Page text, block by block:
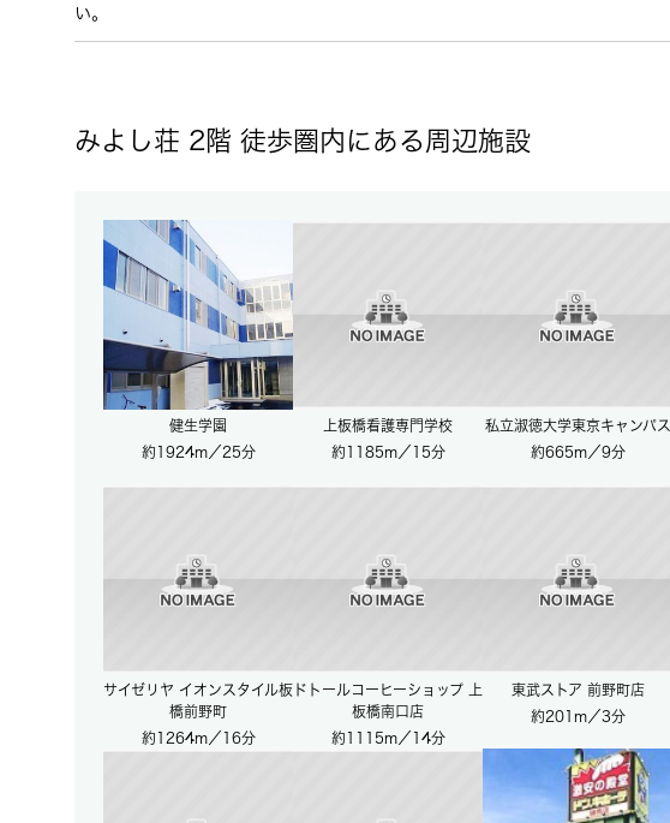
い。
みよし荘 2階 徒歩圏内にある周辺施設
健生学園
約1924m／25分
上板橋看護専門学校
約1185m／15分
私立淑徳大学東京キャンパス
約665m／9分
サイゼリヤ イオンスタイル板
橋前野町
約1264m／16分
ドトールコーヒーショップ 上
板橋南口店
約1115m／14分
東武ストア 前野町店
約201m／3分